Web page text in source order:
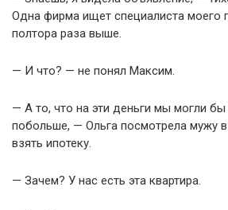
Одна фирма ищет специалиста моего
полтора раза выше.
— И что? — не понял Максим.
— А то, что на эти деньги мы могли бы
побольше, — Ольга посмотрела мужу
взять ипотеку.
— Зачем? У нас есть эта квартира.